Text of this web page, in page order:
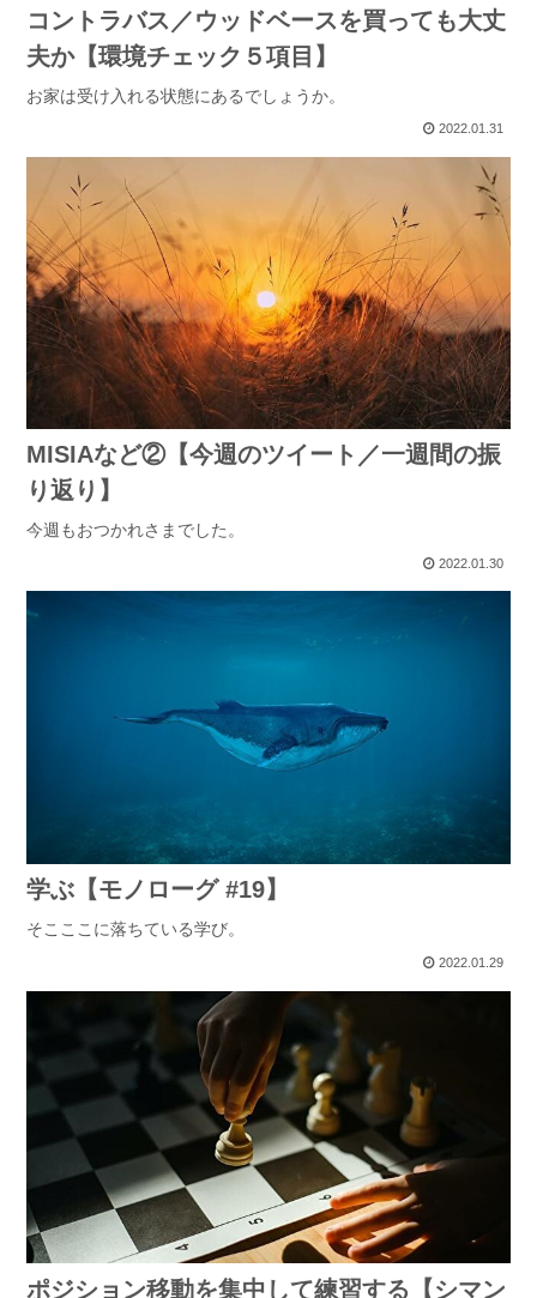
コントラバス／ウッドベースを買っても大丈
夫か【環境チェック５項目】
お家は受け入れる状態にあるでしょうか。
2022.01.31
MISIAなど②【今週のツイート／一週間の振
り返り】
今週もおつかれさまでした。
2022.01.30
学ぶ【モノローグ #19】
そこここに落ちている学び。
2022.01.29
ポジション移動を集中して練習する【シマン